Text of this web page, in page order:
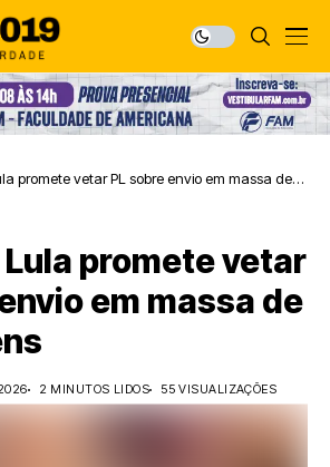
promete vetar PL sobre envio em massa de
promete vetar
em massa de
2 MINUTOS LIDOS 55 VISUALIZAÇÕES